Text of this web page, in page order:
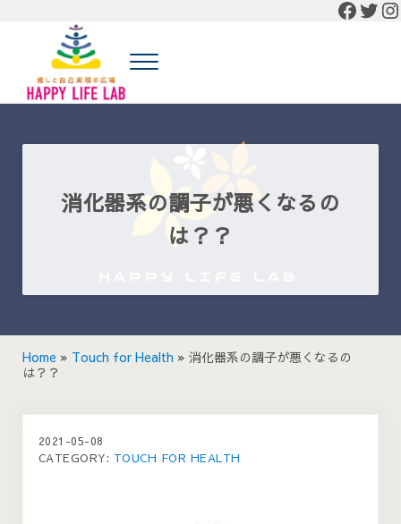
Menu
消化器系の調子が悪くなるの
は？？
Home » Touch for Health » 消化器系の調子が悪くなるの
は？？
2021-05-08
CATEGORY: TOUCH FOR HEALTH